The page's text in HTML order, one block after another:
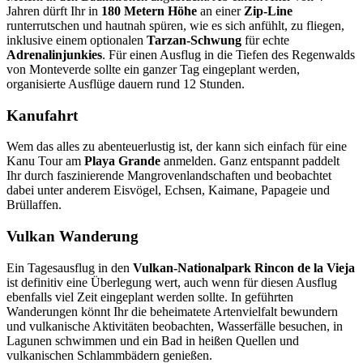
Jahren dürft Ihr in 180 Metern Höhe an einer Zip-Line
runterrutschen und hautnah spüren, wie es sich anfühlt, zu fliegen,
inklusive einem optionalen Tarzan-Schwung für echte
Adrenalinjunkies. Für einen Ausflug in die Tiefen des Regenwalds
von Monteverde sollte ein ganzer Tag eingeplant werden,
organisierte Ausflüge dauern rund 12 Stunden.
Kanufahrt
Wem das alles zu abenteuerlustig ist, der kann sich einfach für eine
Kanu Tour am Playa Grande anmelden. Ganz entspannt paddelt
Ihr durch faszinierende Mangrovenlandschaften und beobachtet
dabei unter anderem Eisvögel, Echsen, Kaimane, Papageie und
Brüllaffen.
Vulkan Wanderung
Ein Tagesausflug in den Vulkan-Nationalpark Rincon de la Vieja
ist definitiv eine Überlegung wert, auch wenn für diesen Ausflug
ebenfalls viel Zeit eingeplant werden sollte. In geführten
Wanderungen könnt Ihr die beheimatete Artenvielfalt bewundern
und vulkanische Aktivitäten beobachten, Wasserfälle besuchen, in
Lagunen schwimmen und ein Bad in heißen Quellen und
vulkanischen Schlammbädern genießen.